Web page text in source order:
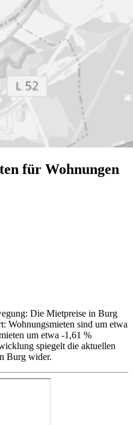
für Wohnungen
Die Mietpreise in Burg
Wohnungsmieten sind um etwa
um etwa -1,61 %
spiegelt die aktuellen
Burg wider.